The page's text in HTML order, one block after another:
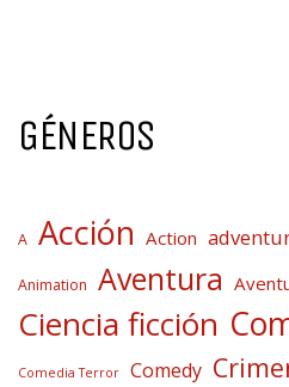
GÉNEROS
A Acción Action
Animation Aventura
Ciencia ficción
Comedia Terror Comedy